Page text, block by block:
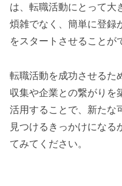
は、転職活動にとって大
煩雑でなく、簡単に登録
をスタートさせることが
転職活動を成功させるた
収集や企業との繋がりを
活用することで、新たな
見つけるきっかけになる
てみてください。